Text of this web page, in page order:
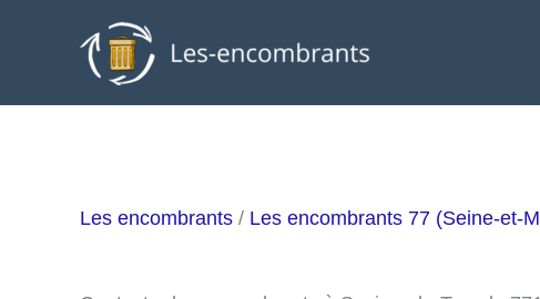
Les encombrants / Les encombrants 77 (Seine-et-